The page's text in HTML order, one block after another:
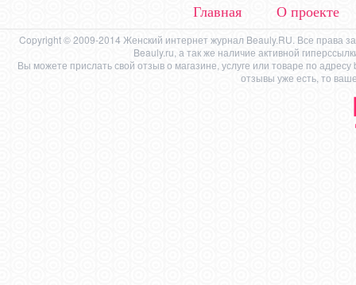
Главная О проекте
Copyright © 2009-2014 Женский интернет журнал Beauly.RU. Все права
Beauly.ru, а так же наличие активной
Вы можете прислать свой отзыв о магазине, услуге или товаре по адресу
отзывы уже есть, то